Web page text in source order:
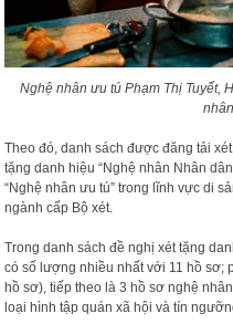
Nghệ nhân ưu tú Phạm Thị Tuyết,
Theo đó, danh sách được đăng tải
tặng danh hiệu “Nghệ nhân Nhân
“Nghệ nhân ưu tú” trong lĩnh vực di
ngành cấp Bộ xét.
Trong danh sách đề nghị xét tặng
có số lượng nhiều nhất với 11 hồ sơ;
hồ sơ), tiếp theo là 3 hồ sơ nghệ
loại hình tập quán xã hội và tín